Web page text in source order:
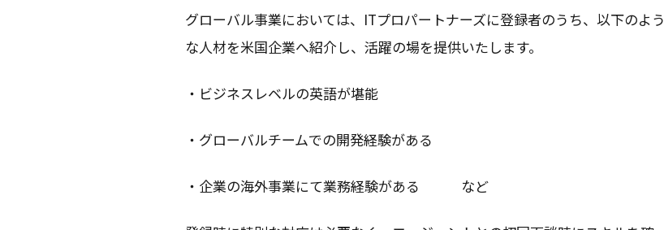
グローバル事業においては、ITプロパートナーズに登録者のうち、以下のよう
な人材を米国企業へ紹介し、活躍の場を提供いたします。
・ビジネスレベルの英語が堪能
・グローバルチームでの開発経験がある
・企業の海外事業にて業務経験がある など